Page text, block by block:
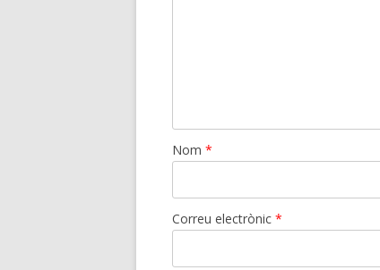
Nom *
Correu electrònic *